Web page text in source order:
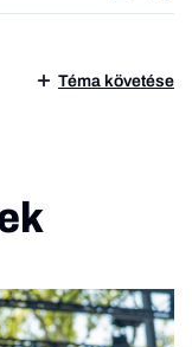
Téma követése